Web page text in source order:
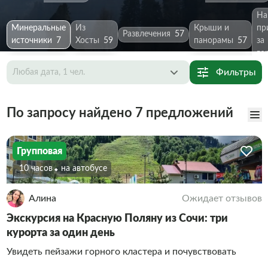
Минеральные
источники
7
Из
Хосты
59
Развлечения 57
Крыши и
панорамы
57
На
за
Любая дата, 1 чел. Фильтры
По запросу найдено 7 предложений
Групповая
10 часов На автобусе
Алина Ожидает отзывов
Экскурсия на Красную Поляну из Сочи: три
курорта за один день
Увидеть пейзажи горного кластера и почувствовать